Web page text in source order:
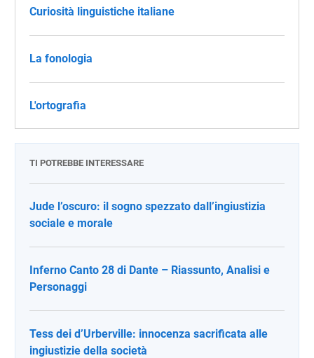
Curiosità linguistiche italiane
La fonologia
L'ortografia
TI POTREBBE INTERESSARE
Jude l’oscuro: il sogno spezzato dall’ingiustizia
sociale e morale
Inferno Canto 28 di Dante – Riassunto, Analisi e
Personaggi
Tess dei d’Urberville: innocenza sacrificata alle
ingiustizie della società